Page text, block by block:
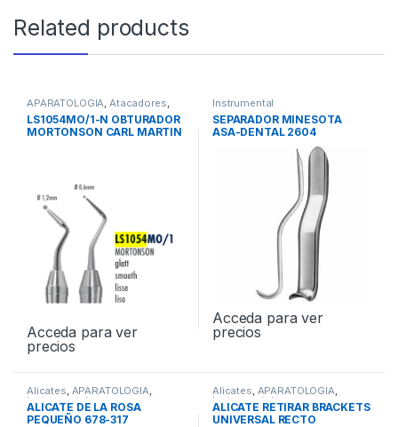
Related products
APARATOLOGIA,Atacadores,
Instrumental
LS1054MO/1-N OBTURADOR
MORTONSON CARL MARTIN
Acceda para ver
precios
Instrumental
SEPARADOR MINESOTA
ASA-DENTAL 2604
Acceda para ver
precios
Alicates, APARATOLOGIA,
Instrumental
ALICATE DE LA ROSA
PEQUEÑO 678-317
Alicates, APARATOLOGIA,
Instrumental
ALICATE RETIRAR BRACKETS
UNIVERSAL RECTO